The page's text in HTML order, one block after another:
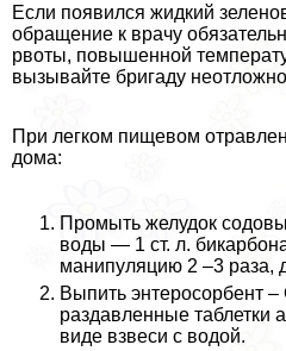
Если появился жидкий
обращение к врачу
рвоты, повышенной
вызывайте бригаду
При легком пищевом
дома:
Промыть желудок
воды — 1 ст. л.
манипуляцию 2 –3 раза,
Выпить энтеросорбент
раздавленные таблетки
виде взвеси с водой.